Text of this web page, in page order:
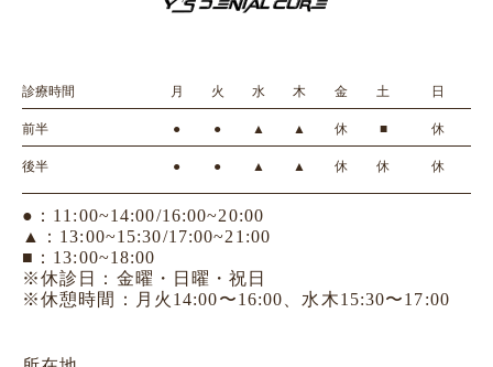
診療時間 月 火 水 木 金 土 日
前半 ● ● ▲ ▲ 休 ■ 休
後半 ● ● ▲ ▲ 休 休 休
●：11:00~14:00/16:00~20:00
▲：13:00~15:30/17:00~21:00
■：13:00~18:00
※休診日：金曜・日曜・祝日
※休憩時間：月火14:00〜16:00、水木15:30〜17:00